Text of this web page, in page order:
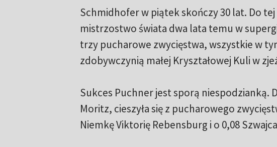
Schmidhofer w piątek skończy 30 lat. Do
mistrzostwo świata dwa lata temu w
trzy pucharowe zwycięstwa, wszystkie w
zdobywczynią małej Kryształowej Kuli w
Sukces Puchner jest sporą
Moritz, cieszyła się z pucharowego
Niemkę Viktorię Rebensburg i o 0,08